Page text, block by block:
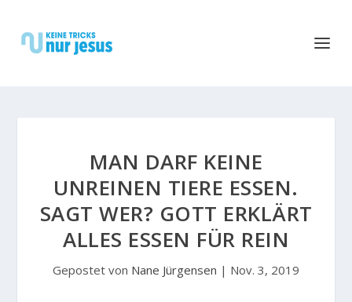
MAN DARF KEINE
UNREINEN TIERE ESSEN.
SAGT WER? GOTT ERKLÄRT
ALLES ESSEN FÜR REIN
Gepostet von Nane Jürgensen | Nov. 3, 2019